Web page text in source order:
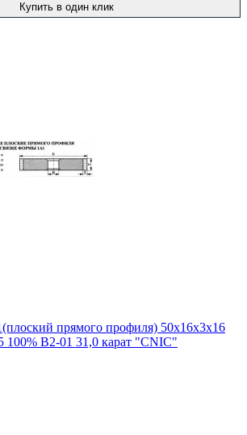
Купить в один клик
прямого профиля) 50х16х3х16
100% В2-01 31,0 карат "CNIC"